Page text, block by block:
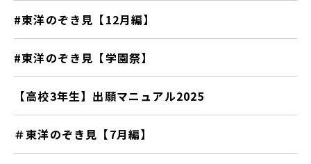
#東洋のぞき見【12月編】
#東洋のぞき見【学園祭】
【高校3年生】出願マニュアル2025
＃東洋のぞき見【7月編】